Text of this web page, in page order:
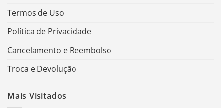
Termos de Uso
Política de Privacidade
Cancelamento e Reembolso
Troca e Devolução
Mais Visitados